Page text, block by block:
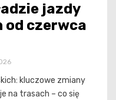
jazdy
od czerwca
kluczowe zmiany
na trasach – co się